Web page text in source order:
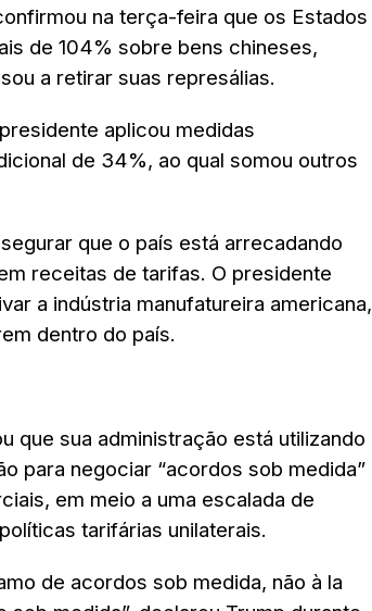
na terça-feira que os Estados
de 104% sobre bens chineses,
a retirar suas represálias.
aplicou medidas
de 34%, ao qual somou outros
que o país está arrecadando
receitas de tarifas. O presidente
a indústria manufatureira americana,
dentro do país.
que sua administração está utilizando
para negociar “acordos sob medida”
em meio a uma escalada de
tarifárias unilaterais.
de acordos sob medida, não à la